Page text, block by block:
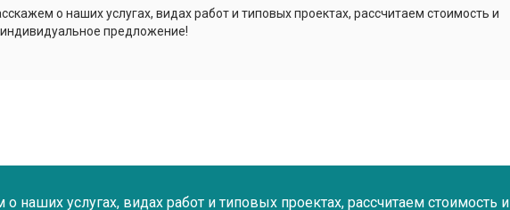
о наших услугах, видах работ и типовых проектах, рассчитаем стоимость и
предложение!
наших услугах, видах работ и типовых проектах, рассчитаем стоимость и